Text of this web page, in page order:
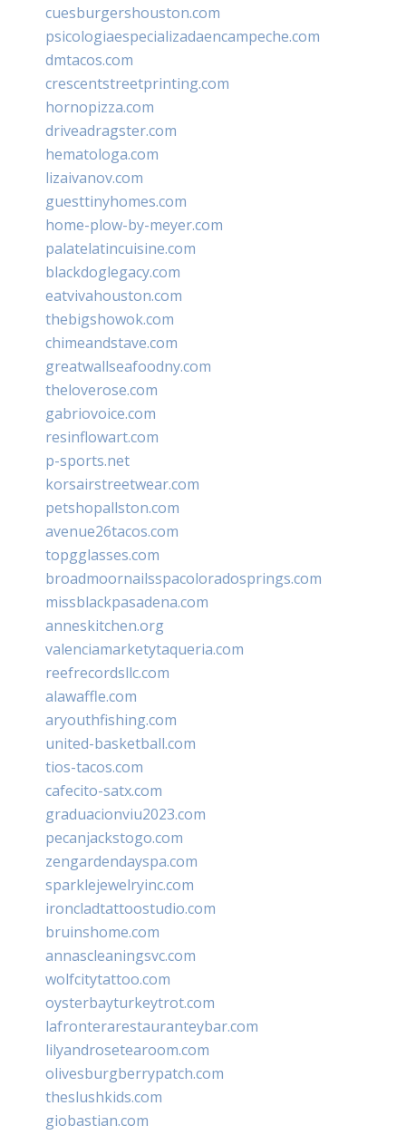
cuesburgershouston.com
psicologiaespecializadaencampeche.com
dmtacos.com
crescentstreetprinting.com
hornopizza.com
driveadragster.com
hematologa.com
lizaivanov.com
guesttinyhomes.com
home-plow-by-meyer.com
palatelatincuisine.com
blackdoglegacy.com
eatvivahouston.com
thebigshowok.com
chimeandstave.com
greatwallseafoodny.com
theloverose.com
gabriovoice.com
resinflowart.com
p-sports.net
korsairstreetwear.com
petshopallston.com
avenue26tacos.com
topgglasses.com
broadmoornailsspacoloradosprings.com
missblackpasadena.com
anneskitchen.org
valenciamarketytaqueria.com
reefrecordsllc.com
alawaffle.com
aryouthfishing.com
united-basketball.com
tios-tacos.com
cafecito-satx.com
graduacionviu2023.com
pecanjackstogo.com
zengardendayspa.com
sparklejewelryinc.com
ironcladtattoostudio.com
bruinshome.com
annascleaningsvc.com
wolfcitytattoo.com
oysterbayturkeytrot.com
lafronterarestauranteybar.com
lilyandrosetearoom.com
olivesburgberrypatch.com
theslushkids.com
giobastian.com